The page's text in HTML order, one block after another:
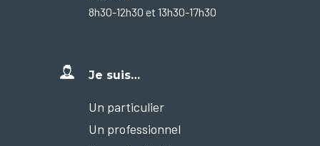
8h30-12h30 et 13h30-17h30
Je suis…
Un particulier
Un professionnel